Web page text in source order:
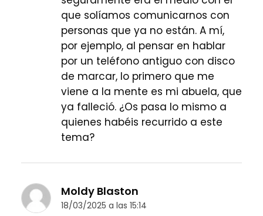
que solíamos comunicarnos con
personas que ya no están. A mí,
por ejemplo, al pensar en hablar
por un teléfono antiguo con disco
de marcar, lo primero que me
viene a la mente es mi abuela, que
ya falleció. ¿Os pasa lo mismo a
quienes habéis recurrido a este
tema?
Moldy Blaston
18/03/2025 a las 15:14